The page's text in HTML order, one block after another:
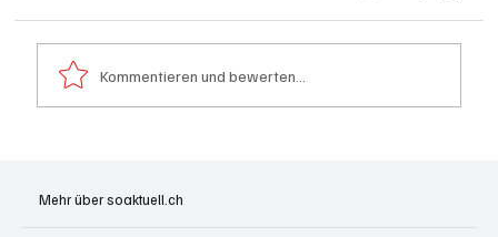
Kommentieren und bewerten...
Mehr über soaktuell.ch